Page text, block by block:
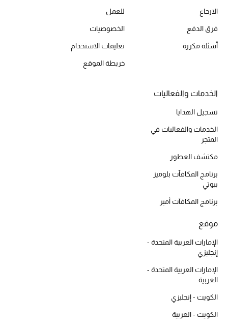
جميع الأحذية النسائية
جميع الحقائب النسائية
تسوقوا للنساء
الموسم الجديد
الحقائب النسائية
دليل ملتزمات الحقائب
حقائب رجالية
حقائب الأطفال
أبرز المصممين
الارجاع
فرق الدفع
أسئلة مكررة
للعمل
الخصوصيات
تعليمات الاستخدام
خريطة الموقع
الخدمات والفعاليات
تسجيل الهدايا
الخدمات والفعاليات في
المتجر
مكتشف العطور
برنامج المكافآت بلوميز
بيوتي
برنامج المكافآت أمبر
موقع
الإمارات العربية المتحدة -
إنجليزي
الإمارات العربية المتحدة -
العربية
الكويت - إنجليزي
الكويت - العربية